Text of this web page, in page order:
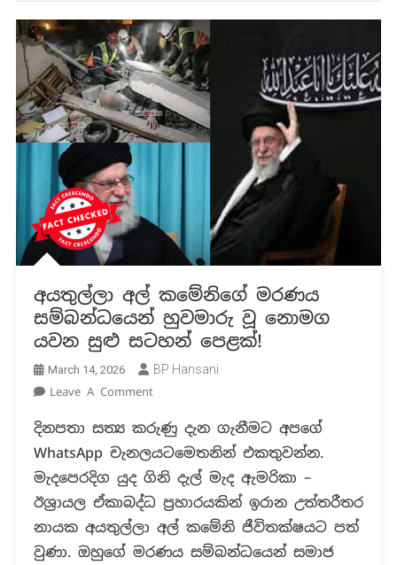
අයතුල්ලා අල් කමේනිගේ මරණය
සම්බන්ධයෙන් හුවමාරු වූ නොමග
යවන සුළු සටහන් පෙළක්!
March 14, 2026 BP Hansani
Leave A CommentOn
අල්
කමේනිගේ
මරණය
සම්බන්ධයෙන්
හුවමාරු
වූ
නොමග
දිනපතා සත්‍ය කරුණු දැන ගැනීමට අපගේ
WhatsApp චැනලයටමෙතනින් එකතුවන්න.
මැදපෙරදිග යුද ගිනි දැල් මැද ඇමරිකා –
ඊශ්‍රායල ඒකාබද්ධ ප්‍රහාරයකින් ඉරාන උත්තරීතර
නායක අයතුල්ලා අල් කමේනි ජීවිතක්ෂයට පත්
වුණා. ඔහුගේ මරණය සම්බන්ධයෙන් සමාජ